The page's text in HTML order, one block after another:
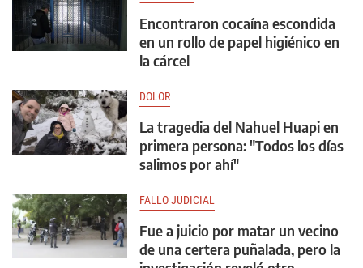
Encontraron cocaína escondida
en un rollo de papel higiénico en
la cárcel
DOLOR
La tragedia del Nahuel Huapi en
primera persona: "Todos los días
salimos por ahí"
FALLO JUDICIAL
Fue a juicio por matar un vecino
de una certera puñalada, pero la